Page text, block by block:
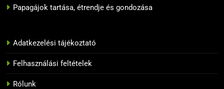
BLOG
helyesen a papagájunkat
BLOG
Papagájok tartása, étrendje és gondozása
Adatkezelési tájékoztató
Felhasználási feltételek
Rólunk